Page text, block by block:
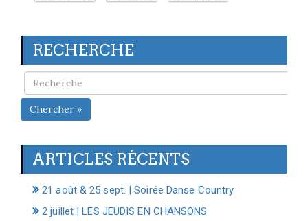
RECHERCHE
Chercher »
ARTICLES RÉCENTS
21 août & 25 sept. | Soirée Danse Country
2 juillet | LES JEUDIS EN CHANSONS